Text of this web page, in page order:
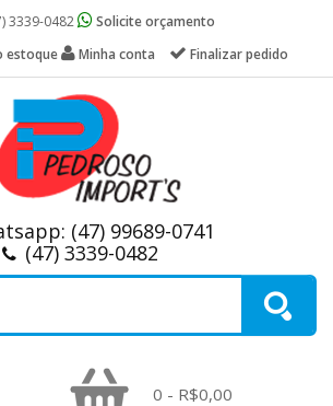
3339-0482
Solicite orçamento
estoque
Minha conta Finalizar pedido
(47) 99689-0741
(47) 3339-0482
0 - R$0,00